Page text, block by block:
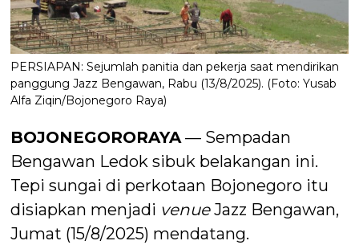
PERSIAPAN: Sejumlah panitia dan pekerja saat mendirikan
panggung Jazz Bengawan, Rabu (13/8/2025). (Foto: Yusab
Alfa Ziqin/Bojonegoro Raya)
BOJONEGORORAYA — Sempadan
Bengawan Ledok sibuk belakangan ini.
Tepi sungai di perkotaan Bojonegoro itu
disiapkan menjadi venueJazz Bengawan,
Jumat (15/8/2025) mendatang.